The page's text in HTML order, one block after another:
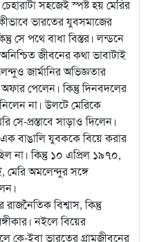
সহজেই স্পষ্ট হয় মেরির
ভারতের যুবসমাজের
সে পথে বাধা বিস্তর। লন্ডনে
জীবনের কথা ভাবাটাই
জার্মানির অভিজ্ঞতার
পেলেন। কিন্তু দিনবদলের
না। উলটে মেরিকে
সে-প্রস্তাবে সাড়াও দিলেন।
বাঙালি যুবককে বিয়ে করার
না। কিন্তু ১০ এপ্রিল ১৯৭০,
অমলেন্দুর সঙ্গে
বিশ্বাস, কিন্তু
নইলে বিয়ের
কে-ইবা ভারতের গ্রামজীবনের